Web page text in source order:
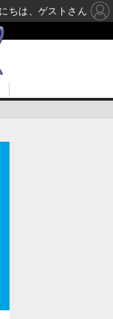
ちは、ゲストさん